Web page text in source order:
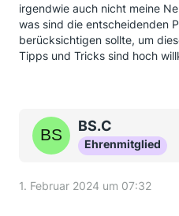
irgendwie auch nicht meine
was sind die entscheidenden
berücksichtigen sollte, um
Tipps und Tricks sind hoch
BS.C
Ehrenmitglied
1. Februar 2024 um 07:32